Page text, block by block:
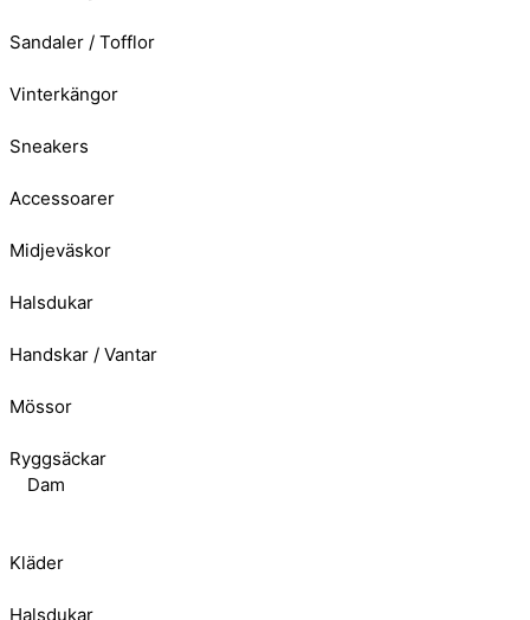
Sandaler / Tofflor
Vinterkängor
Sneakers
Accessoarer
Midjeväskor
Halsdukar
Handskar / Vantar
Mössor
Ryggsäckar
Dam
Kläder
Halsdukar